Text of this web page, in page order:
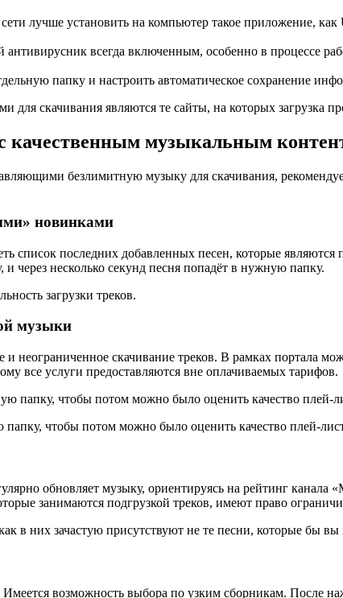
лучше установить на компьютер такое приложение,
всегда включенным, особенно в процессе
папку и настроить автоматическое сохранение
скачивания являются те сайты, на которых загрузка
качественным музыкальным
безлимитную музыку для скачивания,
новинками
список последних добавленных песен, которые
через несколько секунд песня попадёт в нужную папку.
загрузки треков.
музыки
и неограниченное скачивание треков. В рамках
все услуги предоставляются вне оплачиваемых тарифов.
папку, чтобы потом можно было оценить качество плей-
обновляет музыку, ориентируясь на рейтинг
занимаются подгрузкой треков, имеют право
в них зачастую присутствуют не те песни, которые бы
возможность выбора по узким сборникам. После